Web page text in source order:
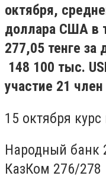
октября,
доллара США в
277,05 тенге
148 100 тыс.
участие 21
15 октября
Народный банк
КазКом 276/278